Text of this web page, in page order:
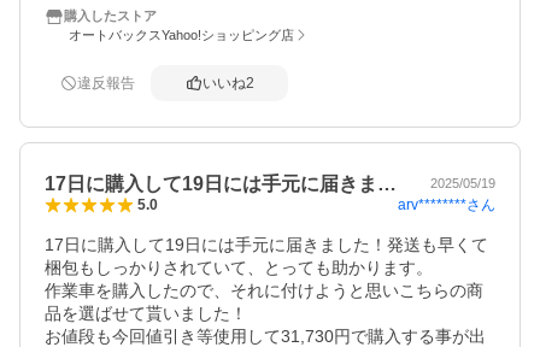
隠したりの処理が少し手間でした
購入したストア
オートバックスYahoo!ショッピング店
違反報告 いいね2
17日に購入して19日には手元に届きま… 2025/05/19
5.0 arv********さん
17日に購入して19日には手元に届きました！発送も早くて
梱包もしっかりされていて、とっても助かります。
作業車を購入したので、それに付けようと思いこちらの商
品を選ばせて貰いました！
お値段も今回値引き等使用して31,730円で購入する事が出